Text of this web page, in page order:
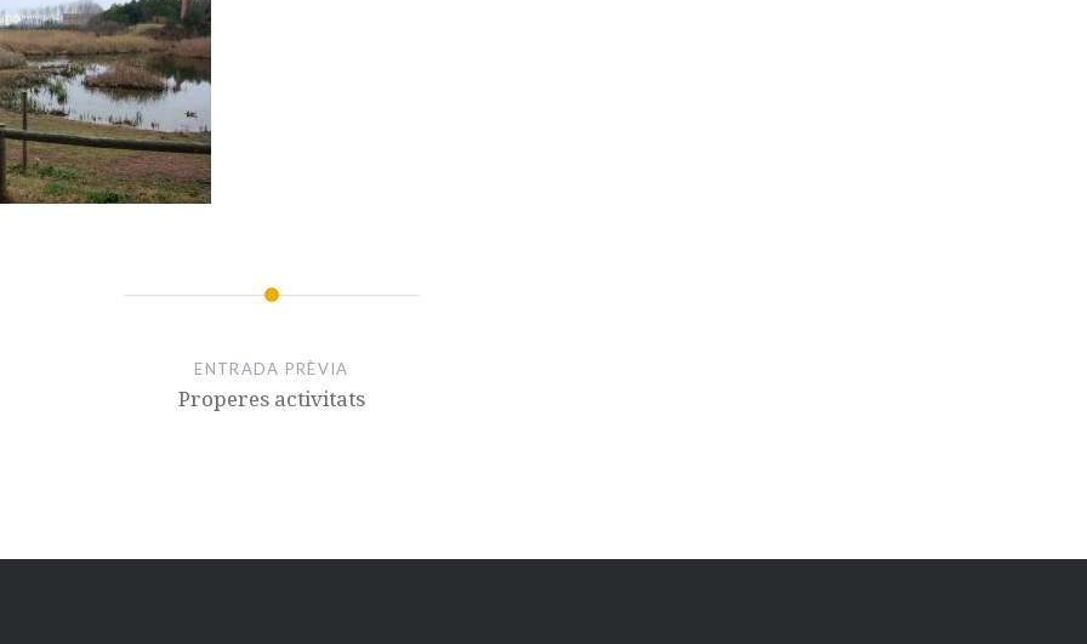
ENTRADA PRÈVIA
Properes activitats